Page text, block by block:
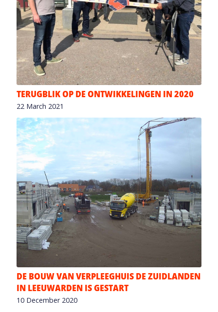
TERUGBLIK OP DE ONTWIKKELINGEN IN 2020
22 March 2021
DE BOUW VAN VERPLEEGHUIS DE ZUIDLANDEN
IN LEEUWARDEN IS GESTART
10 December 2020